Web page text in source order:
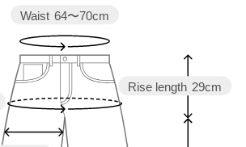
Rise length 29cm
Waist 64〜70cm